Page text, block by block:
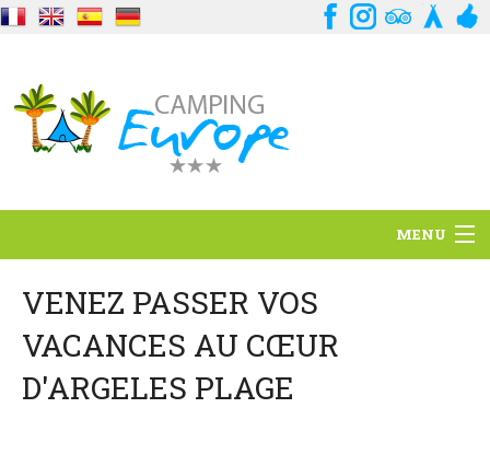
MENU
Situación
Ambiente
Servicios
VENEZ PASSER VOS
VACANCES AU CŒUR
D'ARGELES PLAGE